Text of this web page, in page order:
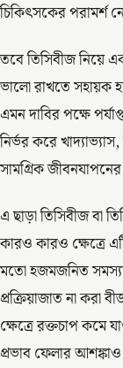
চিকিৎসকের পরামর্শ
তবে তিসিবীজ নিয়ে
ভালো রাখতে সহায়ক
এমন দাবির পক্ষে
নির্ভর করে
সামগ্রিক
এ ছাড়া তিসিবীজ বা
কারও কারও ক্ষেত্রে
মতো হজমজনিত
প্রক্রিয়াজাত না করা
ক্ষেত্রে রক্তচাপ কমে
প্রভাব ফেলার